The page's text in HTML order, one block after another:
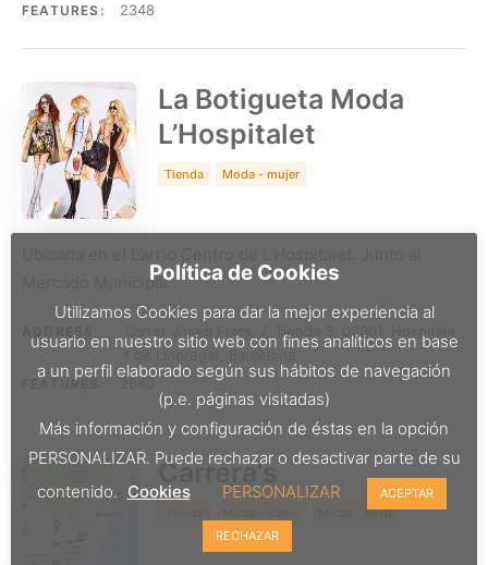
FEATURES: 2348
La Botigueta Moda
L’Hospitalet
Tienda Moda - mujer
Mercado Municipal.
ADDRESS:
Carrer Josep Prats, 7, Tienda 3, 08901, Hospitale
FEATURES: 2540
Carrera's
Moda - venta
Política de Cookies
Utilizamos Cookies para dar la mejor experiencia al
usuario en nuestro sitio web con fines analíticos en base
a un perfil elaborado según sus hábitos de navegación
(p.e. páginas visitadas)
Más información y configuración de éstas en la opción
PERSONALIZAR. Puede rechazar o desactivar parte de su
contenido. Cookies PERSONALIZAR ACEPTAR
RECHAZAR